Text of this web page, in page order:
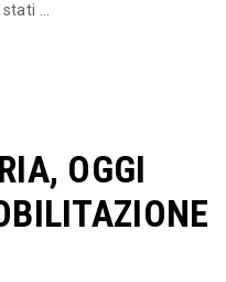
...
OGGI